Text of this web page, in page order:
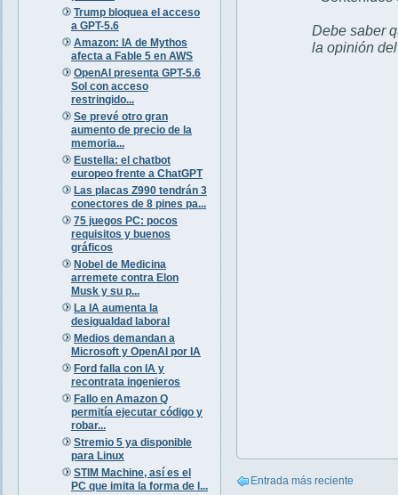
Trump bloquea el acceso
a GPT-5.6
Amazon: IA de Mythos
afecta a Fable 5 en AWS
OpenAI presenta GPT-5.6
Sol con acceso
restringido...
Se prevé otro gran
aumento de precio de la
memoria...
Eustella: el chatbot
europeo frente a ChatGPT
Las placas Z990 tendrán 3
conectores de 8 pines pa...
75 juegos PC: pocos
requisitos y buenos
gráficos
Nobel de Medicina
arremete contra Elon
Musk y su p...
La IA aumenta la
desigualdad laboral
Medios demandan a
Microsoft y OpenAI por IA
Ford falla con IA y
recontrata ingenieros
Fallo en Amazon Q
permitía ejecutar código y
robar...
Stremio 5 ya disponible
para Linux
STIM Machine, así es el
PC que imita la forma de l...
Debe saber
la opinión
Entrada más reciente